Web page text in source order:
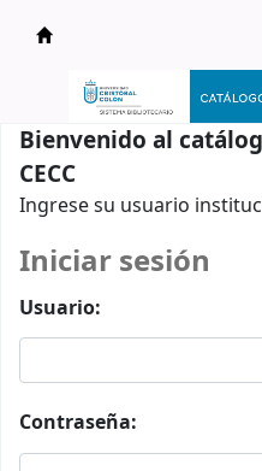
Catálogo en línea
Bienvenido al
CECC
Ingrese su usuario
Iniciar sesión
Usuario:
Contraseña: